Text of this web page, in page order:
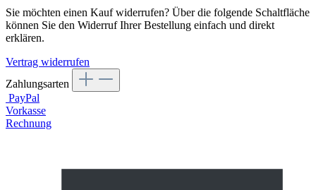
Sie möchten einen Kauf widerrufen? Über die folgende Schaltfläche
können Sie den Widerruf Ihrer Bestellung einfach und direkt
erklären.
Vertrag widerrufen
Zahlungsarten
PayPal
Vorkasse
Rechnung